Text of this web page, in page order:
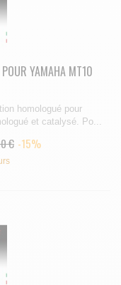
POUR YAMAHA MT10
homologué pour
et catalysé. Po...
€ -15%